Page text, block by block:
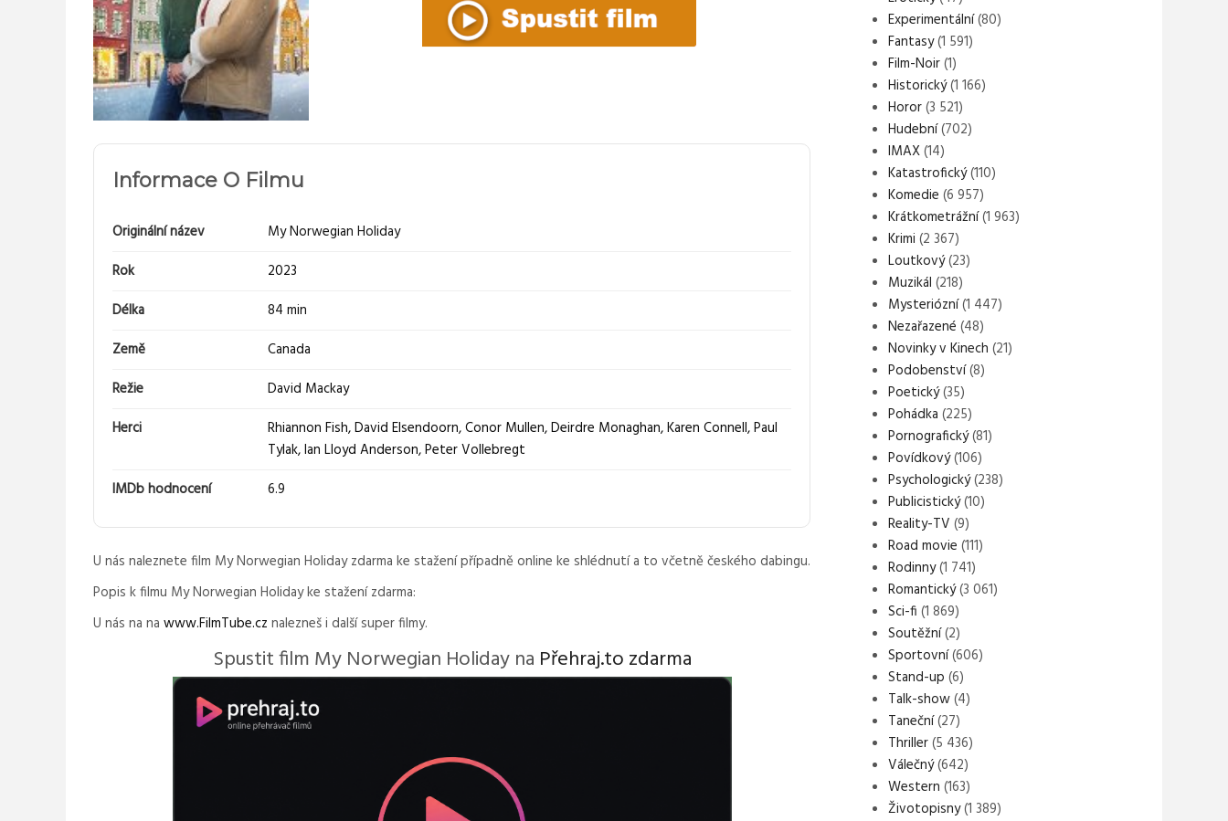
Informace O Filmu
Originální název
My Norwegian Holiday
Rok
2023
Délka
84 min
Země
Canada
Režie
David Mackay
Herci
Rhiannon Fish,David Elsendoorn,Conor Mullen,Deirdre Monaghan,Karen Connell,Paul
Tylak,Ian Lloyd Anderson,Peter Vollebregt
IMDb hodnocení
6.9
U nás naleznete film My Norwegian Holiday zdarma ke stažení případně online ke shlédnutí a to včetně českého dabingu.
Popis k filmu My Norwegian Holiday ke stažení zdarma:
U nás na na www.FilmTube.cz nalezneš i další super filmy.
Spustit film My Norwegian Holiday na Přehraj.to zdarma
Experimentální(80)
Fantasy(1 591)
Film-Noir(1)
Historický(1 166)
Horor(3 521)
Hudební(702)
IMAX(14)
Katastrofický(110)
Komedie (6 957)
Krátkometrážní(1 963)
Krimi (2 367)
Loutkový(23)
Muzikál (218)
Mysteriózní(1 447)
Nezařazené (48)
Novinky v Kinech (21)
Podobenství(8)
Poetický(35)
Pohádka (225)
Pornografický(81)
Povídkový(106)
Psychologický(238)
Publicistický(10)
Reality-TV (9)
Road movie (111)
Rodinny(1 741)
Romantický(3 061)
Sci-fi (1 869)
Soutěžní(2)
Sportovní(606)
Stand-up (6)
Talk-show(4)
Taneční(27)
Thriller(5 436)
Válečný(642)
Western (163)
Životopisny(1 389)